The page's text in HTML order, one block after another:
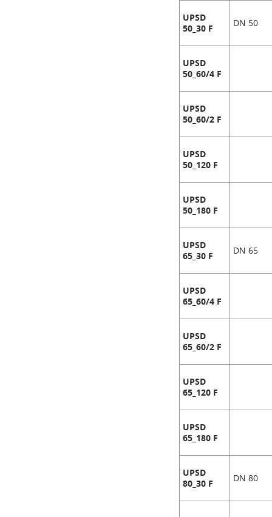
UPSD
50_30 F
DN 50
UPSD
50_60/4 F
UPSD
50_60/2 F
UPSD
50_120 F
UPSD
50_180 F
UPSD
65_30 F
DN 65
UPSD
65_60/4 F
UPSD
65_60/2 F
UPSD
65_120 F
UPSD
65_180 F
UPSD
80_30 F
DN 80